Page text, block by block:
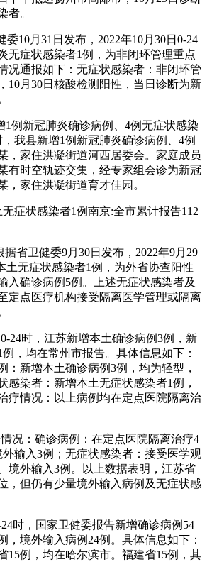
者。
委10月31日发布，2022年10月30日0-24
无症状感染者1例，为非闭环管理重点
况通报如下：无症状感染者：非闭环管
10月30日核酸检测阳性，当日诊断为新
1例新冠肺炎确诊病例、4例无症状感染
我县新增1例新冠肺炎确诊病例、4例
，家住洪凝街道河西居委会。家庭成员
有时空轨迹交集，经专家组会诊为新冠
，家住洪凝街道育才佳园。
症状感染者1例南京:全市累计报告112
据省卫健委9月30日发布，2022年9月29
土无症状感染者1例，为外省协查阳性
入确诊病例5例。上述无症状感染者及
定点医疗机构接受隔离医学管理或隔离
24时，江苏新增本土确诊病例3例，新
，均在常州市报告。具体信息如下：
：新增本土确诊病例3例，均为轻型，
感染者：新增本土无症状感染者1例，
疗情况：以上病例均在定点医院隔离治
情况：确诊病例：在定点医院隔离治疗4
输入3例；无症状感染者：接受医学观
境外输入3例。以上数据表明，江苏省
，但仍有少量境外输入病例及无症状感
时，国家卫健委报告新增确诊病例54
，境外输入病例24例。具体信息如下：
15例，均在哈尔滨市。福建省15例，其